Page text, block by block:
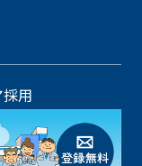
用